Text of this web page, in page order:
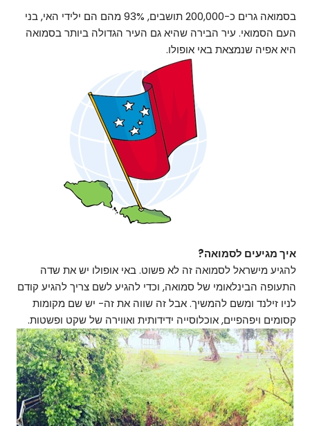
בסמואה גרים כ-200,000 תושבים, 93% מהם הם ילידי האי, בני
העם הסמואי. עיר הבירה שהיא גם העיר הגדולה ביותר בסמואה
היא אפיה שנמצאת באי אופולו.
איך מגיעים לסמואה?
להגיע מישראל לסמואה זה לא פשוט. באי אופולו יש את שדה
התעופה הבינלאומי של סמואה, וכדי להגיע לשם צריך להגיע קודם
לניו זילנד ומשם להמשיך. אבל זה שווה את זה- יש שם מקומות
קסומים ויפהפיים, אוכלוסייה ידידותית ואווירה של שקט ופשטות.